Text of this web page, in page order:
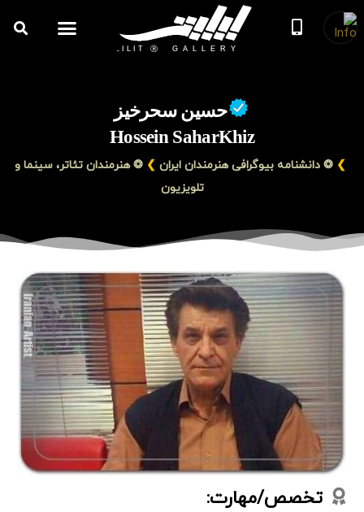
حسین سحرخیز
Hossein SaharKhiz
❯ ❂ دانشنامه بیوگرافی هنرمندان ایران ❯ ❂ هنرمندان تئاتر، سینما و
تلویزیون
تخصص/مهارت: